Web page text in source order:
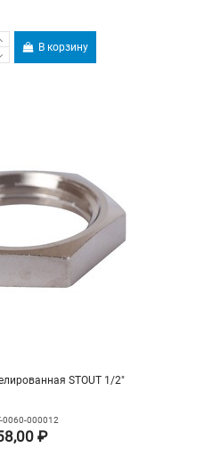
В корзину
STOUT 1/2"
0060-000012
₽